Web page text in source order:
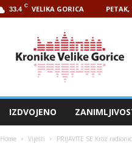
33.4 C VELIKA GORICA
IZDVOJENO
Home Vijesti PRIJAVITE SE Kroz